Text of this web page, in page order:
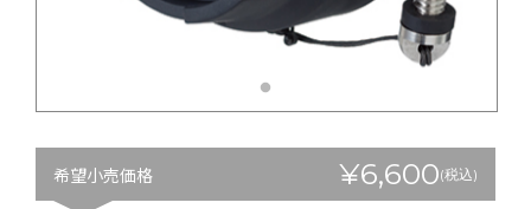
希望小売価格 ¥6,600(税込)